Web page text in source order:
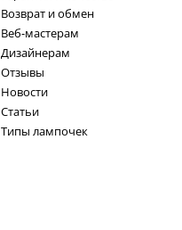
Возврат и обмен
Веб-мастерам
Дизайнерам
Отзывы
Новости
Статьи
Типы лампочек